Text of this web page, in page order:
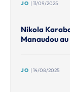
JO | 11/09/2025
Nikola
Manaudou
JO | 14/08/2025